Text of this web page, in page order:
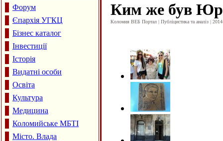
Форум
Єпархія УГКЦ
Бізнес каталог
Інвестиції
Історія
Видатні особи
Освіта
Культура
Медицина
Коломийське МБТІ
Місто. Влада
Ким же був
Коломия ВЕБ Портал | Публіцистика та аналіз |